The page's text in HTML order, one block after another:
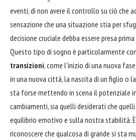
eventi, di non avere il controllo su ciò che
sensazione che una situazione stia per
decisione cruciale debba essere presa
Questo tipo di sogno è particolarmente
transizioni, come l'inizio di una nuova
in una nuova città, la nascita di un figlio o
sta forse mettendo in scena il potenziale
cambiamenti, sia quelli desiderati che
equilibrio emotivo e sulla nostra stabilità.
riconoscere che qualcosa di grande si sta